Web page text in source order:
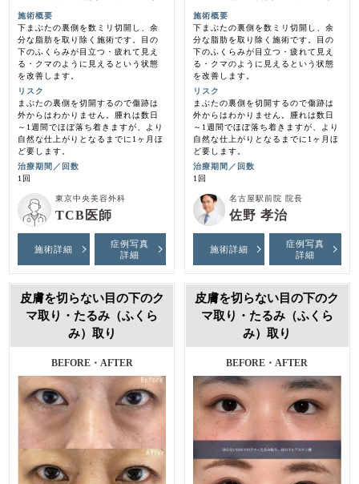
施術概要
下まぶたの裏側を数ミリ切開し、余
分な脂肪を取り除く施術です。目の
下のふくらみが目立つ・疲れて見え
る・クマのように見えるという状態
を改善します。
リスク
まぶたの裏側を切開するので傷跡は
外からはわかりません。腫れは数日
～1週間でほぼ落ち着きますが、より
自然な仕上がりとなるまでに1ヶ月ほ
ど要します。
治療期間／回数
1回
東京中央美容外科
TCB医師
施術詳細
症例写真
詳細
施術概要
下まぶたの裏側を数ミリ切開し、余
分な脂肪を取り除く施術です。目の
下のふくらみが目立つ・疲れて見え
る・クマのように見えるという状態
を改善します。
リスク
まぶたの裏側を切開するので傷跡は
外からはわかりません。腫れは数日
～1週間でほぼ落ち着きますが、より
自然な仕上がりとなるまでに1ヶ月ほ
ど要します。
治療期間／回数
1回
名古屋駅前院 院長
佐野 孝治
施術詳細
症例写真
詳細
皮膚を切らない目の下のク
マ取り・たるみ（ふくら
み）取り
BEFORE・AFTER
皮膚を切らない目の下のク
マ取り・たるみ（ふくら
み）取り
BEFORE・AFTER